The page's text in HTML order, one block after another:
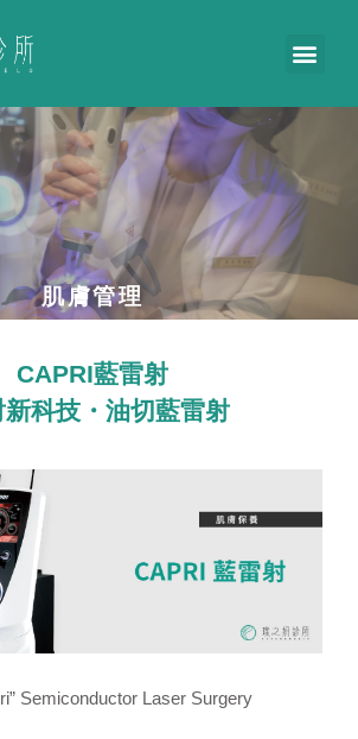
肌膚管理
CAPRI藍雷射
新科技・油切藍雷射
Semiconductor Laser Surgery